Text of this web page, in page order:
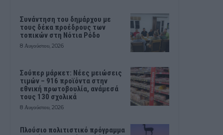
Συνάντηση του δημάρχου με
τους δέκα προέδρους των
τοπικών στη Νότια Ρόδο
8 Αυγούστου, 2026
Σούπερ μάρκετ: Νέες μειώσεις
τιμών – 916 προϊόντα στην
εθνική πρωτοβουλία, ανάμεσά
τους 130 σχολικά
8 Αυγούστου, 2026
Πλούσιο πολιτιστικό πρόγραμμα